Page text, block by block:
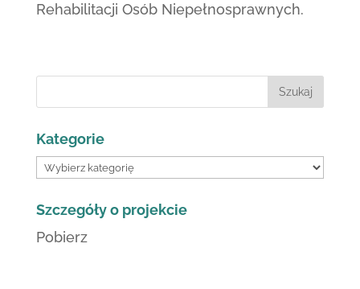
Rehabilitacji Osób Niepełnosprawnych.
Kategorie
Kategorie
Szczegóły o projekcie
Pobierz